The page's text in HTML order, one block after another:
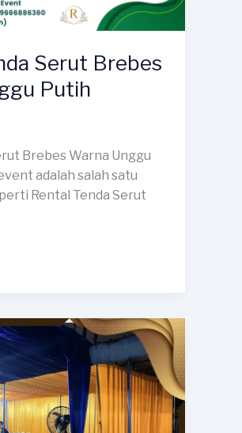
Serut Brebes
Putih
Brebes Warna Unggu
adalah salah satu
Rental Tenda Serut